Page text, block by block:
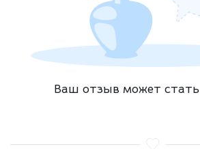
Ваш отзыв может